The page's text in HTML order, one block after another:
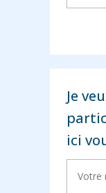
Je
ici